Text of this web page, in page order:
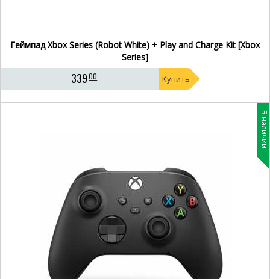
Геймпад Xbox Series (Robot White) + Play and Charge Kit [Xbox
Series]
33900 Купить
В наличии